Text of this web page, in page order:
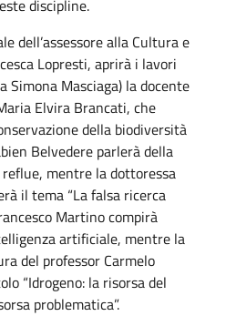
discipline.
dell’assessore alla Cultura e
Lopresti, aprirà i lavori
Simona Masciaga) la docente
Elvira Brancati, che
della biodiversità
Belvedere parlerà della
mentre la dottoressa
il tema “La falsa ricerca
Martino compirà
artificiale, mentre la
del professor Carmelo
“Idrogeno: la risorsa del
problematica”.